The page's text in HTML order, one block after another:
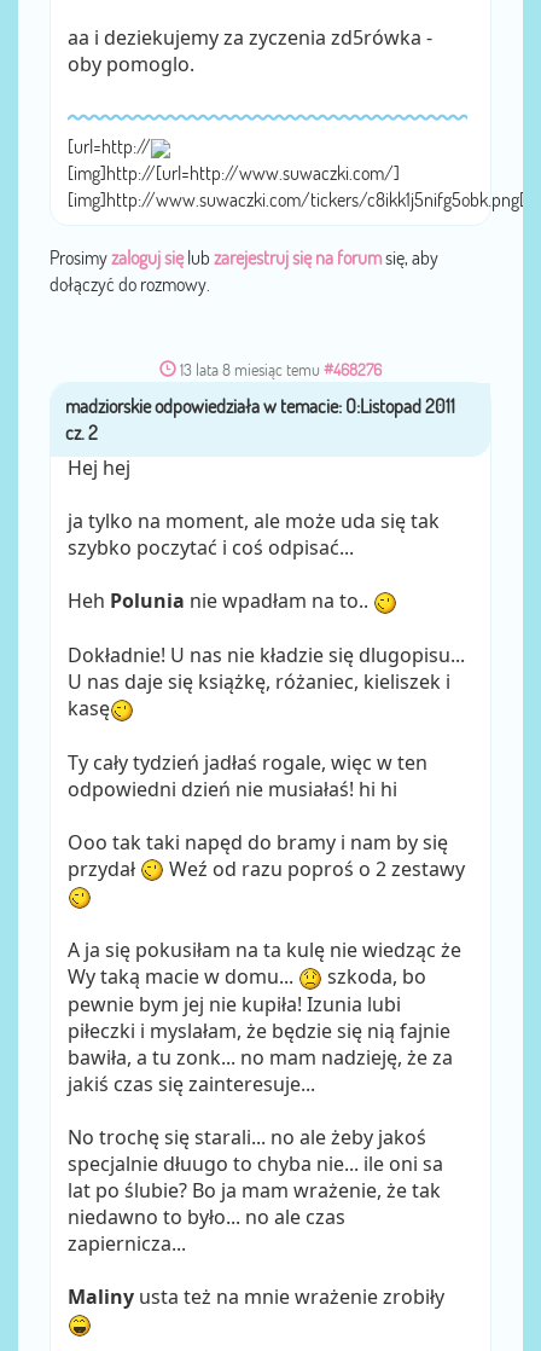
aa i deziekujemy za zyczenia zd5rówka -
oby pomoglo.
[url=http://
[img]http://[url=http://www.suwaczki.com/]
[img]http://www.suwaczki.com/tickers/c8ikk1j5nifg5obk.png[/
Prosimyzaloguj sięlub zarejestruj się na forumsię, aby
dołączyć do rozmowy.
13 lata 8 miesiąc temu #468276
przezmadziorskie
Hej hej
ja tylko na moment, ale może uda się tak
szybko poczytać i coś odpisać...
Heh Polunia nie wpadłam na to..
Dokładnie! U nas nie kładzie się dlugopisu...
U nas daje się książkę, różaniec, kieliszek i
kasę
Ty cały tydzień jadłaś rogale, więc w ten
odpowiedni dzień nie musiałaś! hi hi
Ooo tak taki napęd do bramy i nam by się
przydał
Weź od razu poproś o 2 zestawy
A ja się pokusiłam na ta kulę nie wiedząc że
Wy taką macie w domu...
szkoda, bo
pewnie bym jej nie kupiła! Izunia lubi
piłeczki i myslałam, że będzie się nią fajnie
bawiła, a tu zonk... no mam nadzieję, że za
jakiś czas się zainteresuje...
No trochę się starali... no ale żeby jakoś
specjalnie dłuugo to chyba nie... ile oni sa
lat po ślubie? Bo ja mam wrażenie, że tak
niedawno to było... no ale czas
zapiernicza...
Maliny usta też na mnie wrażenie zrobiły